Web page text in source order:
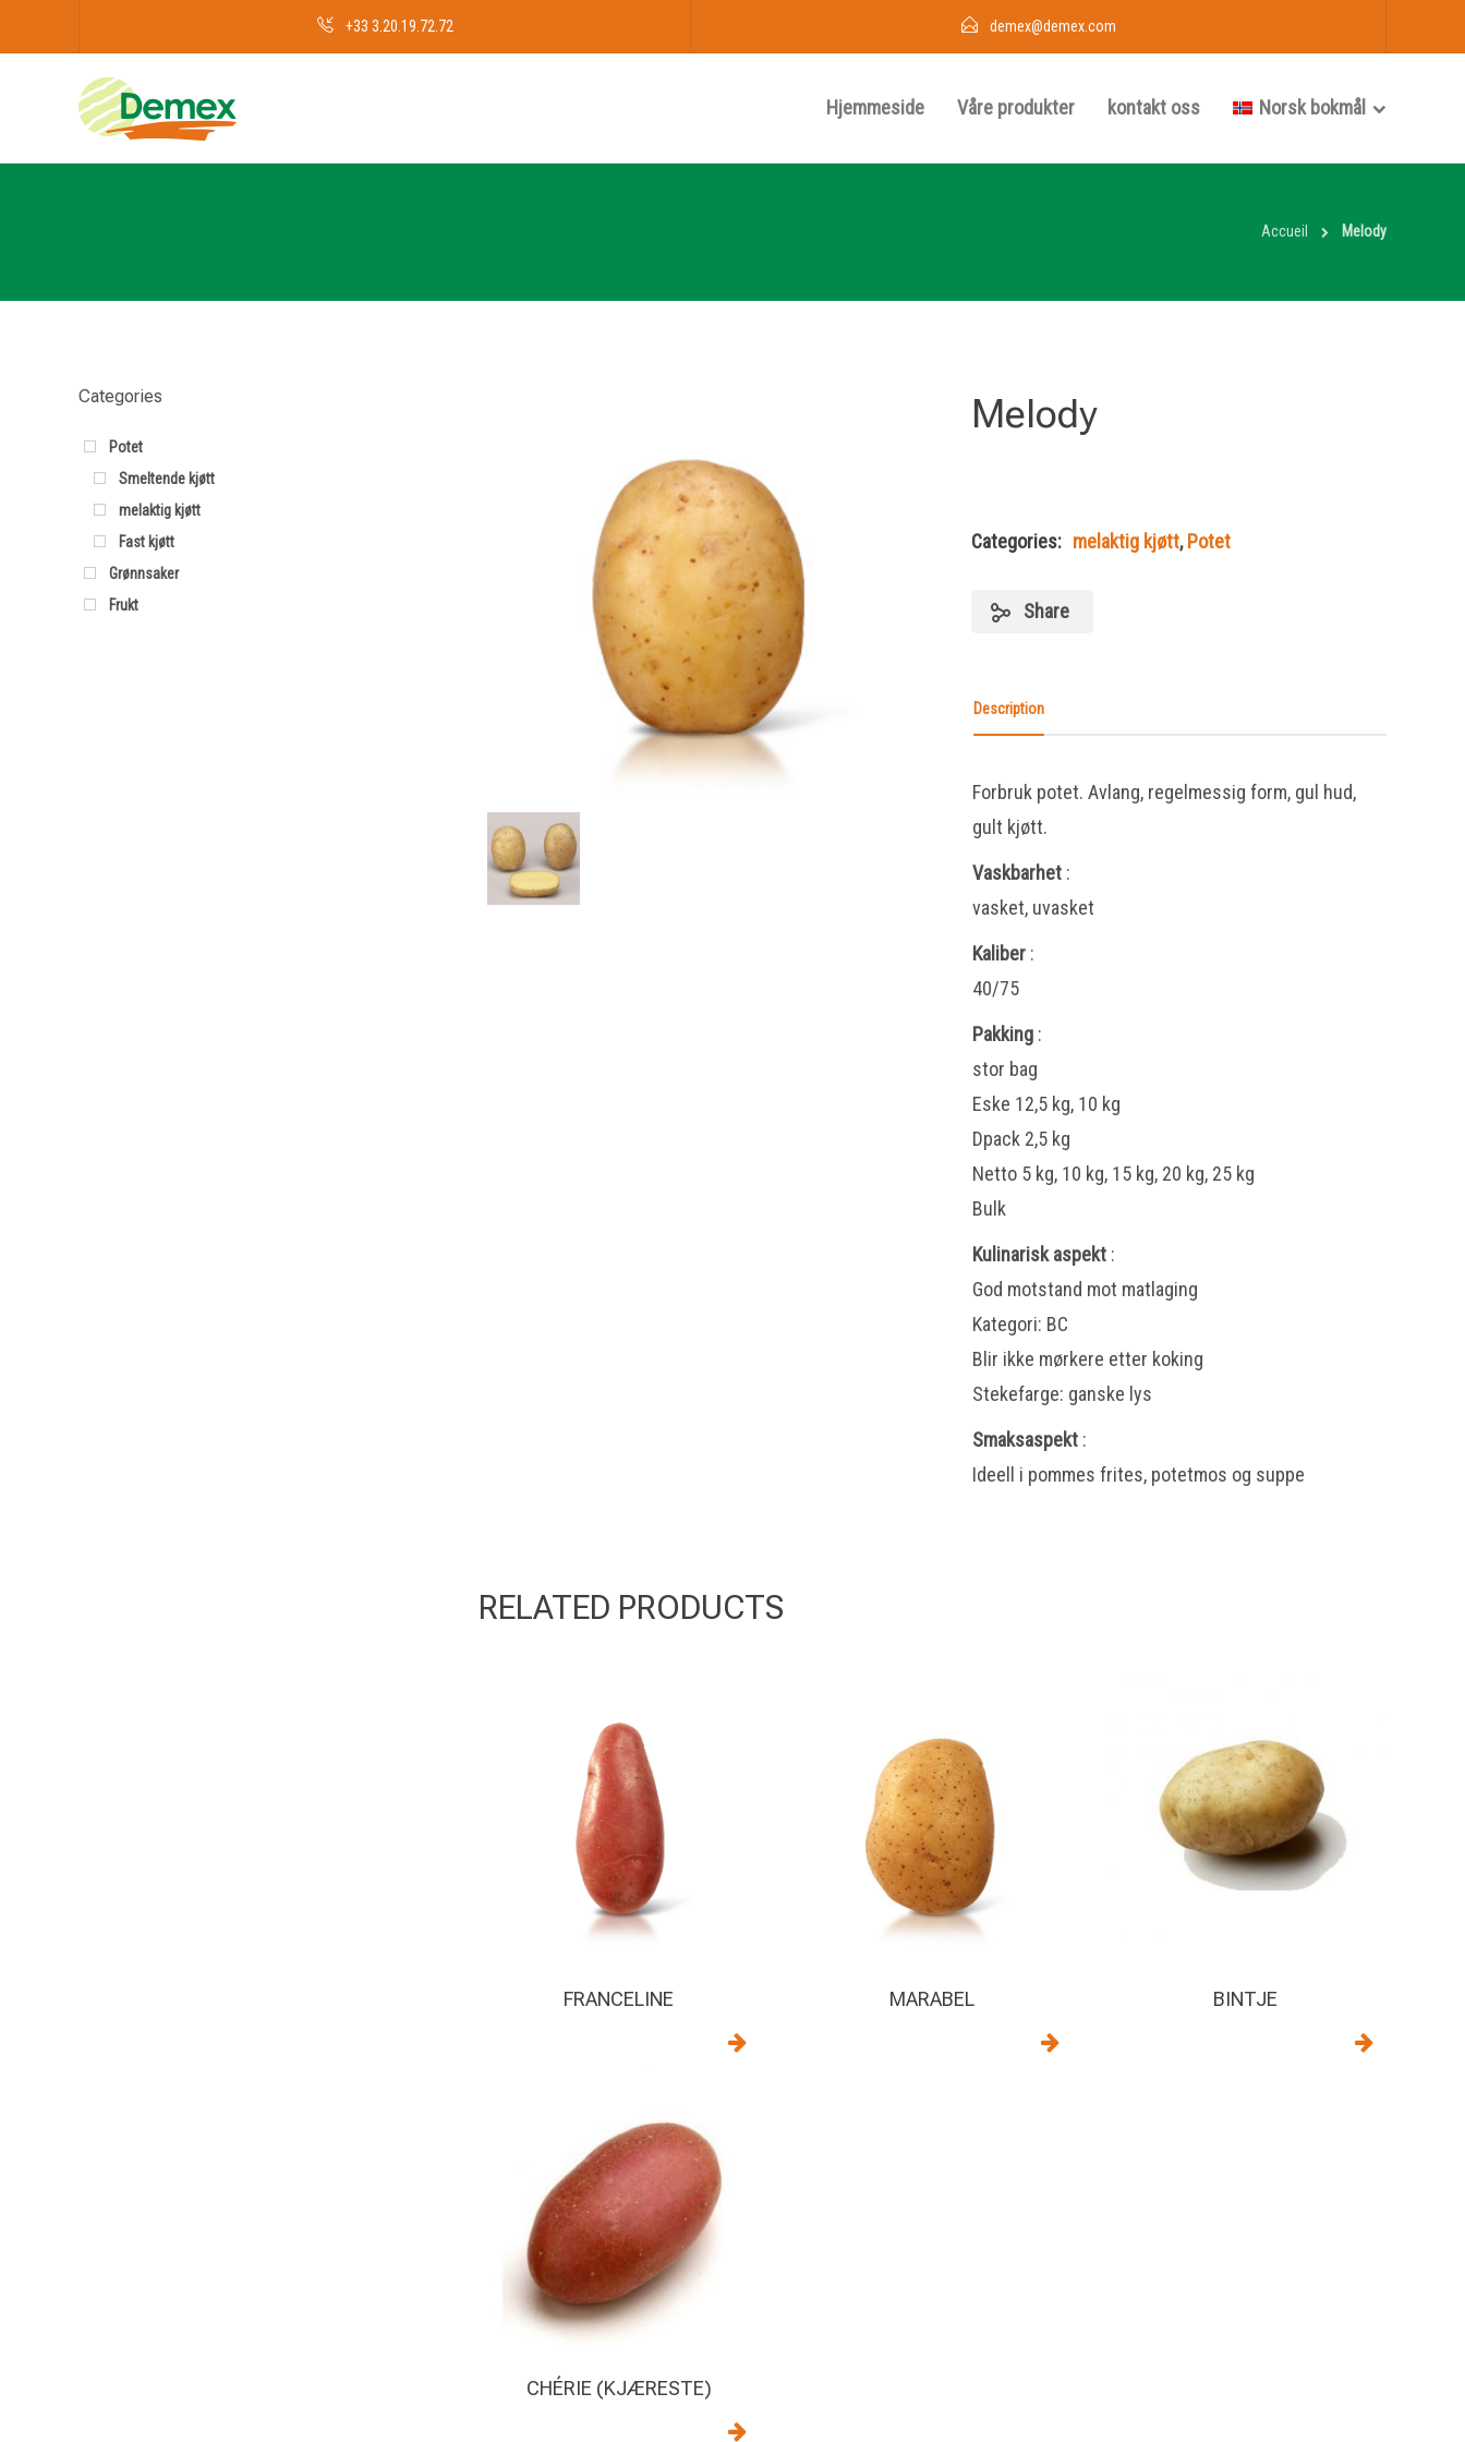
+33 3.20.19.72.72 demex@demex.com
Hjemmeside Våre produkter kontakt oss Norsk bokmål
Accueil Melody
Melody
Categories: melaktig kjøtt,Potet
Share
Description
Forbruk potet. Avlang, regelmessig form, gul hud,
gult kjøtt.
Vaskbarhet:
vasket, uvasket
Kaliber:
40/75
Pakking:
stor bag
Eske 12,5 kg, 10 kg
Dpack 2,5 kg
Netto 5 kg, 10 kg, 15 kg, 20 kg, 25 kg
Bulk
Kulinarisk aspekt:
God motstand mot matlaging
Kategori: BC
Blir ikke mørkere etter koking
Stekefarge: ganske lys
Smaksaspekt:
Ideell i pommes frites, potetmos og suppe
RELATED PRODUCTS
FRANCELINE MARABEL BINTJE
CHÉRIE (KJÆRESTE)
Categories
Potet
Smeltende kjøtt
melaktig kjøtt
Fast kjøtt
Grønnsaker
Frukt